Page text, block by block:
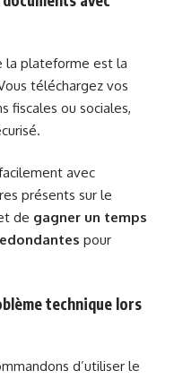
la plateforme est la
téléchargez vos
fiscales ou sociales,
avec
présents sur le
de gagner un temps
pour
technique lors
d’utiliser le